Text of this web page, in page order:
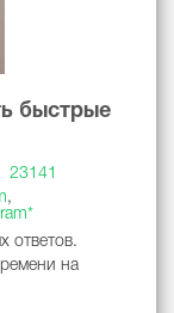
быстрые
23141
,
ответов.
на